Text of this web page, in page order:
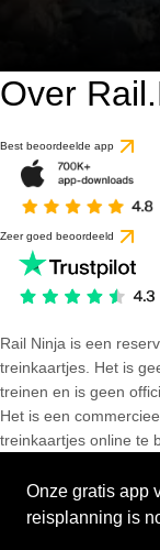
Over
Best beoordeelde app
Zeer goed beoordeeld
Rail Ninja is een
treinkaartjes. Het is
treinen en is geen
Het is een
treinkaartjes online te
Onze gratis app
reisplanning is